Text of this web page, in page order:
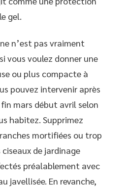
gel.
n’est pas vraiment
vous voulez donner une
ou plus compacte à
pouvez intervenir après
mars début avril selon
habitez. Supprimez
mortifiées ou trop
de jardinage
préalablement avec
javellisée. En revanche,